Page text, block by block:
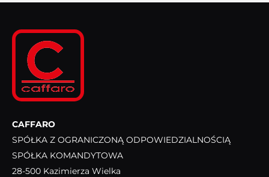
CAFFARO
SPÓŁKA Z OGRANICZONĄ ODPOWIEDZIALNOŚCIĄ
SPÓŁKA KOMANDYTOWA
28-500 Kazimierza Wielka